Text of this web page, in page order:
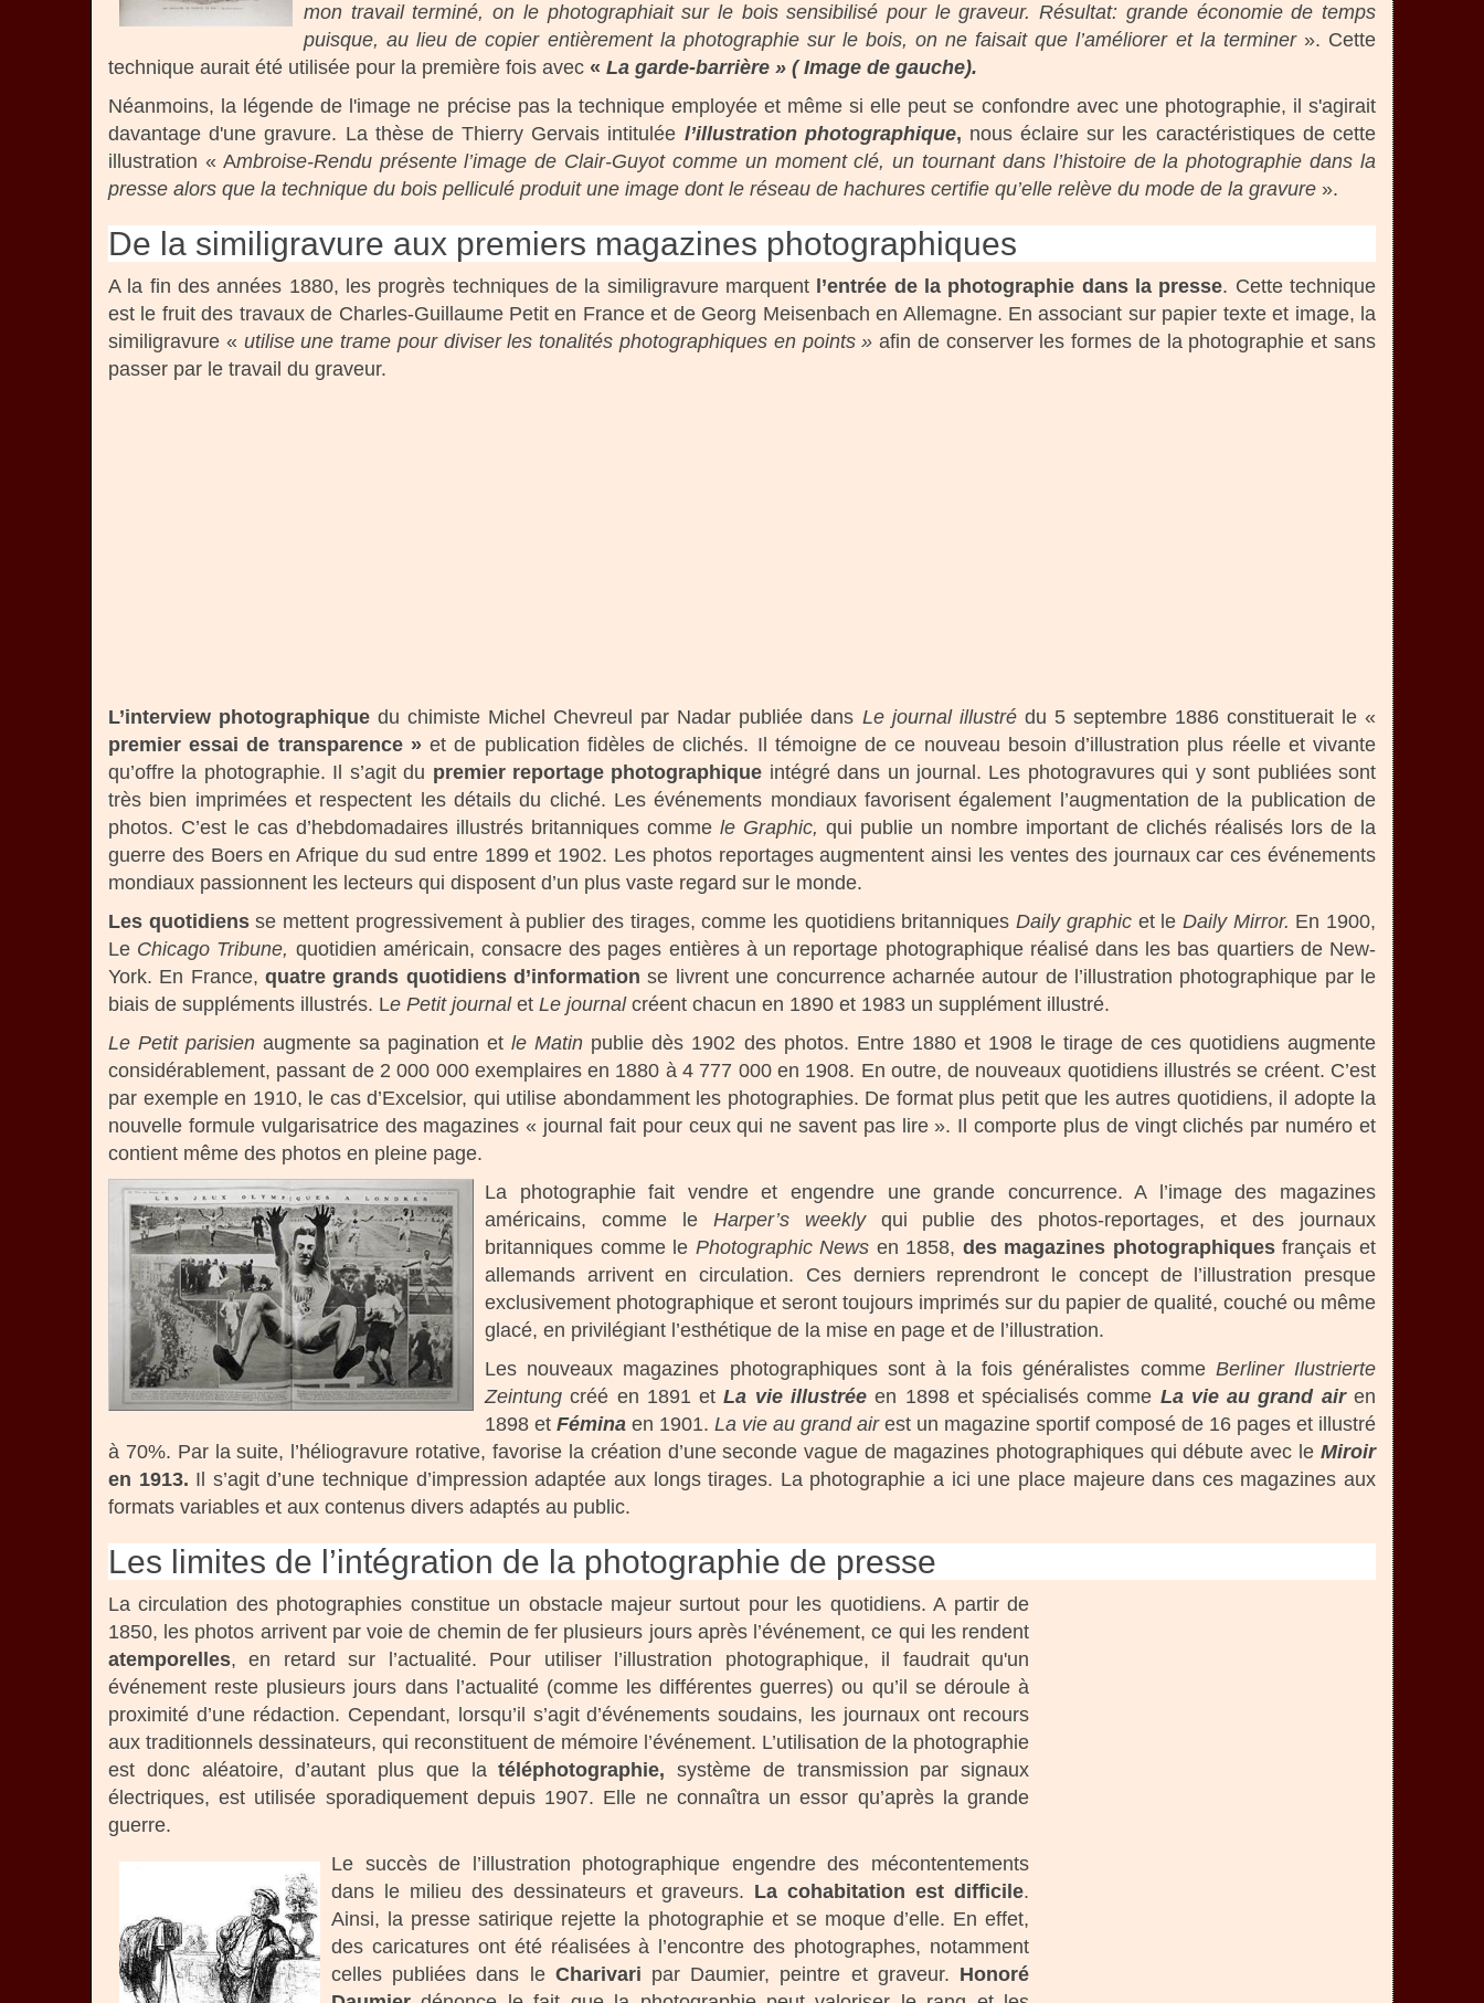
mon travail terminé, on le photographiait sur le bois sensibilisé pour le graveur. Résultat: grande économie de temps
puisque, au lieu de copier entièrement la photographie sur le bois, on ne faisait que l’améliorer et la terminer». Cette
technique aurait été utilisée pour la première fois avec « La garde-barrière » ( Image de gauche).
Néanmoins, la légende de l'image ne précise pas la technique employée et même si elle peut se confondre avec une photographie, il s'agirait
davantage d'une gravure. La thèse de Thierry Gervais intitulée l’illustration photographique, nous éclaire sur les caractéristiques de cette
illustration « Ambroise-Rendu présente l’image de Clair-Guyot comme un moment clé, un tournant dans l’histoire de la photographie dans la
presse alors que la technique du bois pelliculé produit une image dont le réseau de hachures certifie qu’elle relève du mode de la gravure ».
De la similigravure aux premiers magazines photographiques
A la fin des années 1880, les progrès techniques de la similigravure marquent l’entrée de la photographie dans la presse. Cette technique
est le fruit des travaux de Charles-Guillaume Petit en France et de Georg Meisenbach en Allemagne. En associant sur papier texte et image, la
similigravure « utilise une trame pour diviser les tonalités photographiques en points »afin de conserver les formes de la photographie et sans
passer par le travail du graveur.
L’interview photographique du chimiste Michel Chevreul par Nadar publiée dans Le journal illustrédu 5 septembre 1886 constituerait le «
premier essai de transparence »et de publication fidèles de clichés. Il témoigne de ce nouveau besoin d’illustration plus réelle et vivante
qu’offre la photographie. Il s’agit du premier reportage photographique intégré dans un journal. Les photogravures qui y sont publiées sont
très bien imprimées et respectent les détails du cliché. Les événements mondiaux favorisent également l’augmentation de la publication de
photos. C’est le cas d’hebdomadaires illustrés britanniques comme le Graphic, qui publie un nombre important de clichés réalisés lors de la
guerre des Boers en Afrique du sud entre 1899 et 1902. Les photos reportages augmentent ainsi les ventes des journaux car ces événements
mondiaux passionnent les lecteurs qui disposent d’un plus vaste regard sur le monde.
Les quotidiensse mettent progressivement à publier des tirages, comme les quotidiens britanniquesDaily graphicet le Daily Mirror. En 1900,
Le Chicago Tribune, quotidien américain, consacre des pages entières à un reportage photographique réalisé dans les bas quartiers de New-
York. En France,quatre grands quotidiens d’information se livrent une concurrence acharnée autour de l’illustration photographique par le
biais de suppléments illustrés. Le Petit journalet Le journal créent chacun en 1890 et 1983 un supplément illustré.
Le Petit parisien augmente sa pagination etle Matin publie dès 1902 des photos. Entre 1880 et 1908 le tirage de ces quotidiens augmente
considérablement, passant de 2 000 000 exemplaires en 1880 à 4 777 000 en 1908. En outre, de nouveaux quotidiens illustrés se créent. C’est
par exemple en 1910, le cas d’Excelsior, qui utilise abondamment les photographies. De format plus petit que les autres quotidiens, il adopte la
nouvelle formule vulgarisatrice des magazines « journal fait pour ceux qui ne savent pas lire ». Il comporte plus de vingt clichés par numéro et
contient même des photos en pleine page.
La photographie fait vendre et engendre une grande concurrence. A l’image des magazines
américains, comme le Harper’s weeklyqui publie des photos-reportages, et des journaux
britanniques comme le Photographic News en 1858, des magazines photographiquesfrançais et
allemands arrivent en circulation. Ces derniers reprendront le concept de l’illustration presque
exclusivement photographique et seront toujours imprimés sur du papier de qualité, couché ou même
glacé, en privilégiant l’esthétique de la mise en page et de l’illustration.
Les nouveaux magazines photographiques sont à la fois généralistes comme Berliner Ilustrierte
Zeintungcréé en 1891 etLa vie illustréeen 1898 et spécialisés comme La vie au grand airen
1898 et Fémina en 1901. La vie au grand airest un magazine sportif composé de 16 pages et illustré
à 70%. Par la suite, l’héliogravure rotative, favorise la création d’une seconde vague de magazines photographiques qui débute avec le Miroir
en 1913. Il s’agit d’une technique d’impression adaptée aux longs tirages. La photographie a ici une place majeure dans ces magazines aux
formats variables et aux contenus divers adaptés au public.
Les limites de l’intégration de la photographie de presse
La circulation des photographies constitue un obstacle majeur surtout pour les quotidiens. A partir de
1850, les photos arrivent par voie de chemin de fer plusieurs jours après l’événement, ce qui les rendent
atemporelles, en retard sur l’actualité. Pour utiliser l’illustration photographique, il faudrait qu'un
événement reste plusieurs jours dans l’actualité (comme les différentes guerres) ou qu’il se déroule à
proximité d’une rédaction. Cependant, lorsqu’il s’agit d’événements soudains, les journaux ont recours
aux traditionnels dessinateurs, qui reconstituent de mémoire l’événement. L’utilisation de la photographie
est donc aléatoire, d’autant plus que latéléphotographie, système de transmission par signaux
électriques, est utilisée sporadiquement depuis 1907. Elle ne connaîtra un essor qu’après la grande
guerre.
Le succès de l’illustration photographique engendre des mécontentements
dans le milieu des dessinateurs et graveurs. La cohabitation est difficile.
Ainsi, la presse satirique rejette la photographie et se moque d’elle. En effet,
des caricatures ont été réalisées à l’encontre des photographes, notamment
celles publiées dans le Charivari par Daumier, peintre et graveur. Honoré